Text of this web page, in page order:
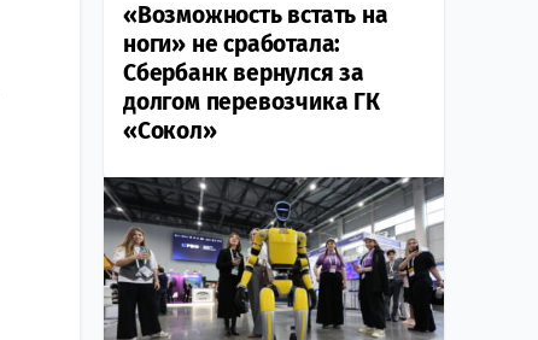
«Возможность встать на
ноги» не сработала:
Сбербанк вернулся за
долгом перевозчика ГК
«Сокол»